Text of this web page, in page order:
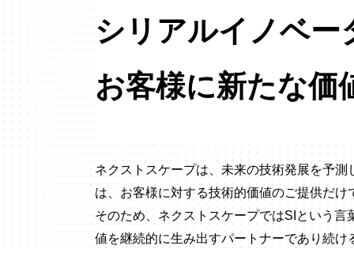
シリアルイノベ
お客様に新たな価
ネクストスケープは、未来の技術発展を予
は、お客様に対する技術的価値のご提供だ
そのため、ネクストスケープではSIという
値を継続的に生み出すパートナーであり続け